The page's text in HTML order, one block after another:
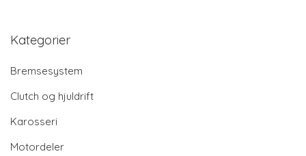
Kategorier
Bremsesystem
Clutch og hjuldrift
Karosseri
Motordeler